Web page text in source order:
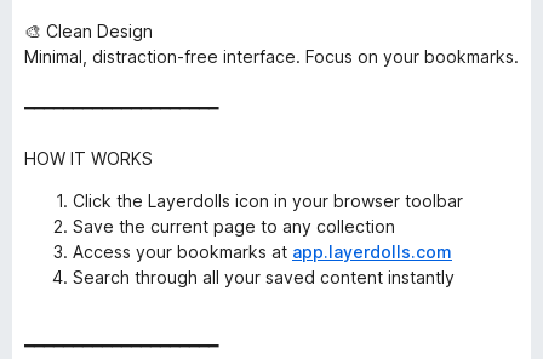
🎨 Clean Design
Minimal, distraction-free interface. Focus on your bookmarks.
━━━━━━━━━━━━━━━━━━━━
HOW IT WORKS
Click the Layerdolls icon in your browser toolbar
Save the current page to any collection
Access your bookmarks at app.layerdolls.com
Search through all your saved content instantly
━━━━━━━━━━━━━━━━━━━━